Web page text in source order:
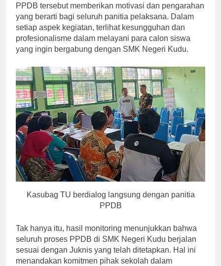
PPDB tersebut memberikan motivasi dan pengarahan
yang berarti bagi seluruh panitia pelaksana. Dalam
setiap aspek kegiatan, terlihat kesungguhan dan
profesionalisme dalam melayani para calon siswa
yang ingin bergabung dengan SMK Negeri Kudu.
Kasubag TU berdialog langsung dengan panitia
PPDB
Tak hanya itu, hasil monitoring menunjukkan bahwa
seluruh proses PPDB di SMK Negeri Kudu berjalan
sesuai dengan Juknis yang telah ditetapkan. Hal ini
menandakan komitmen pihak sekolah dalam